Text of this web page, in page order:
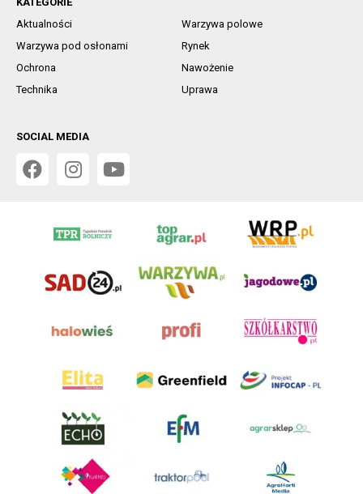
Aktualności
Warzywa polowe
Warzywa pod osłonami
Rynek
Ochrona
Nawożenie
Technika
Uprawa
SOCIAL MEDIA